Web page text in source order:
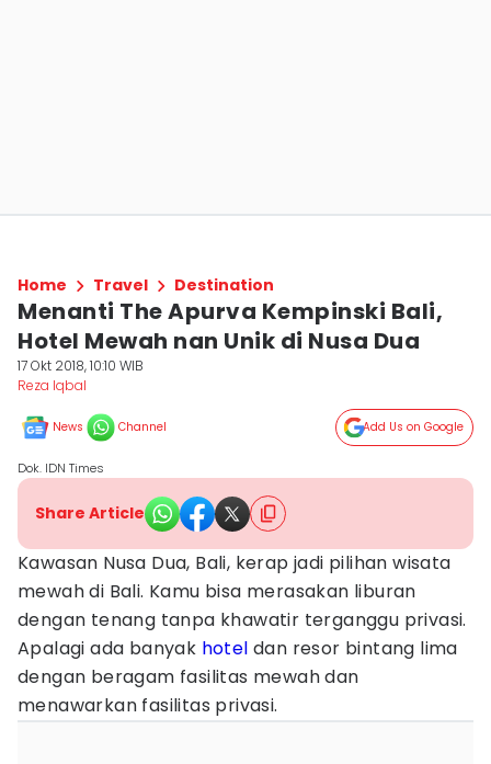
Home Travel Destination
Menanti The Apurva Kempinski Bali,
Hotel Mewah nan Unik di Nusa Dua
17 Okt 2018, 10:10 WIB
Reza Iqbal
News Channel Add Us on Google
Dok. IDN Times
Share Article
Kawasan Nusa Dua, Bali, kerap jadi pilihan wisata
mewah di Bali. Kamu bisa merasakan liburan
dengan tenang tanpa khawatir terganggu privasi.
Apalagi ada banyak hotel dan resor bintang lima
dengan beragam fasilitas mewah dan
menawarkan fasilitas privasi.